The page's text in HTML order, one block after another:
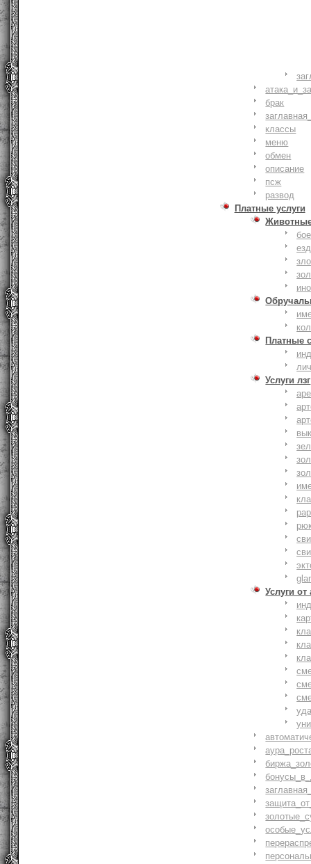
брак
классы
меню
обмен
описание
псж
развод
Платные услуги
Платные
Услуги лзг
Услуги